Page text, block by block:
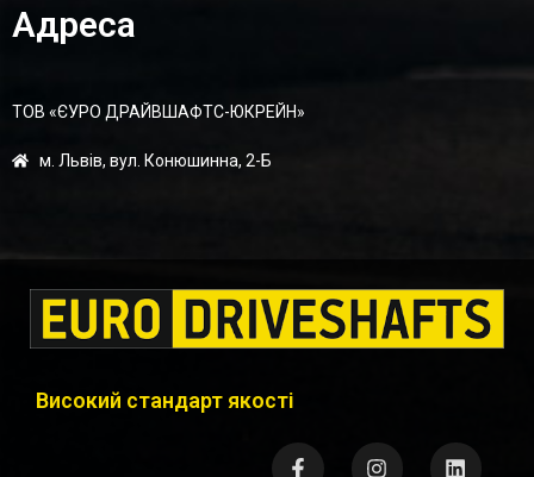
Адреса
ТОВ «ЄУРО ДРАЙВШАФТC-ЮКРЕЙН»
м. Львів, вул. Конюшинна, 2-Б
Високий стандарт якості